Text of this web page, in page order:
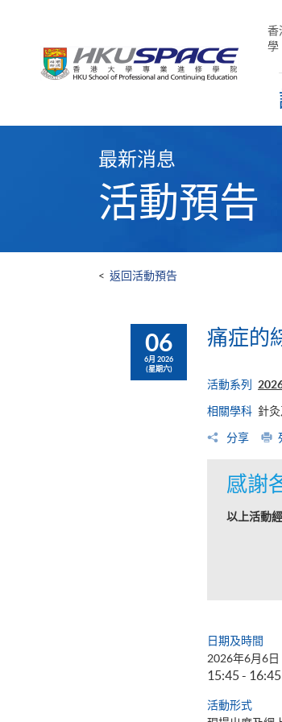
香
學
最新消息
活動預告
< 返回活動預告
06
6月 2026
(星期六)
痛症的
活動系列
相關學科 針
分享
感謝
以上活動
日期及時間
2026年6月6日
15:45 - 16:45
活動形式